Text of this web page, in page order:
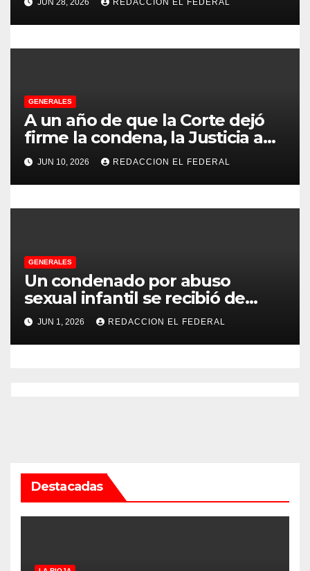
r
d
a
s
Chilecito
GENERALES
A un año de que la Corte dejó
firme la condena, la Justicia aún
no pudo decomisarle ni un peso
a CFK
JUN 10, 2026 REDACCION EL FEDERAL
GENERALES
Un condenado por abuso
sexual infantil se recibió de
psicopedagogo dentro del
Servicio Penitenciario de La
Rioja
JUN 1, 2026 REDACCION EL FEDERAL
Destacadas